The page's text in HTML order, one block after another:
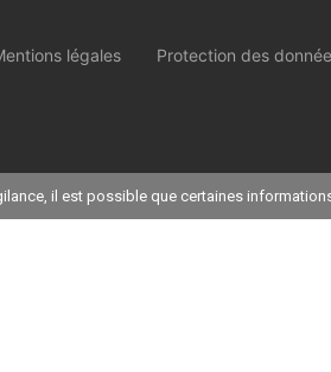
légales Protection des
il est possible que certaines